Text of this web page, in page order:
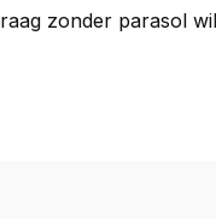
zonder parasol